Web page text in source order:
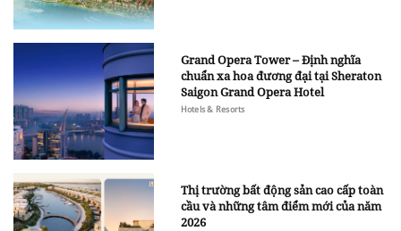
Grand Opera Tower – Định nghĩa
chuẩn xa hoa đương đại tại Sheraton
Saigon Grand Opera Hotel
Hotels & Resorts
Thị trường bất động sản cao cấp toàn
cầu và những tâm điểm mới của năm
2026